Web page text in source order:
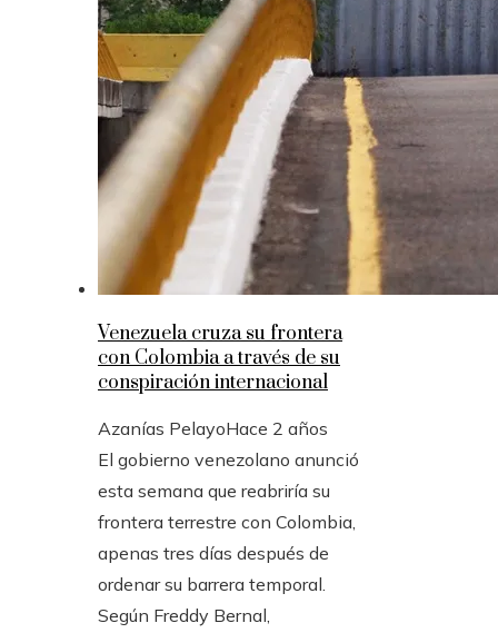
Venezuela cruza su frontera
con Colombia a través de su
conspiración internacional
Azanías PelayoHace 2 años
El gobierno venezolano anunció
esta semana que reabriría su
frontera terrestre con Colombia,
apenas tres días después de
ordenar su barrera temporal.
Según Freddy Bernal,